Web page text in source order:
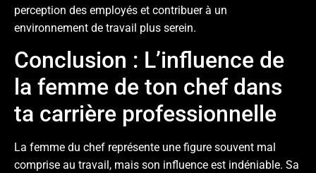
perception des employés et contribuer à un
environnement de travail plus serein.
Conclusion : L’influence de
la femme de ton chef dans
ta carrière professionnelle
La femme du chef représente une figure souvent mal
comprise au travail, mais son influence est indéniable. Sa